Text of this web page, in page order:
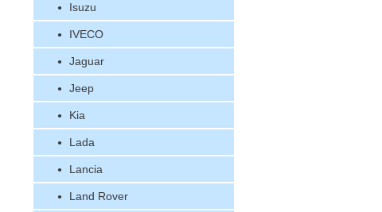
Isuzu
IVECO
Jaguar
Jeep
Kia
Lada
Lancia
Land Rover